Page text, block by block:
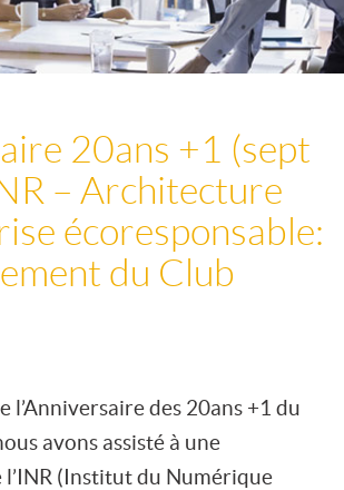
20ans +1 (sept
– Architecture
écoresponsable:
du Club
l’Anniversaire des 20ans +1 du
avons assisté à une
(Institut du Numérique